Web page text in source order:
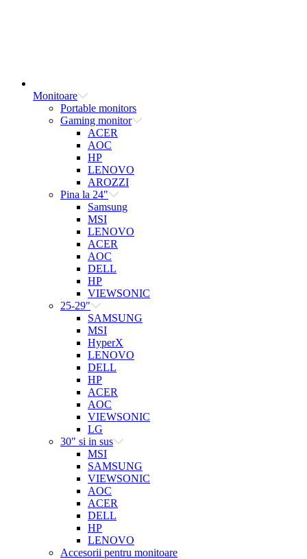
Monitoare
Portable monitors
Gaming monitor
ACER
AOC
HP
LENOVO
AROZZI
Pina la 24"
Samsung
MSI
LENOVO
ACER
AOC
DELL
HP
VIEWSONIC
25-29"
SAMSUNG
MSI
HyperX
LENOVO
DELL
HP
ACER
AOC
VIEWSONIC
LG
30" si in sus
MSI
SAMSUNG
VIEWSONIC
AOC
ACER
DELL
HP
LENOVO
Accesorii pentru monitoare